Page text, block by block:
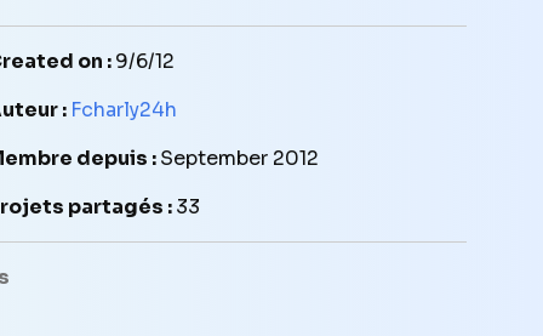
on :9/6/12
: Fcharly24h
depuis :September 2012
partagés :33